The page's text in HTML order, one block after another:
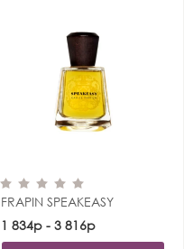
FRAPIN SPEAKEASY
1 834р - 3 816р